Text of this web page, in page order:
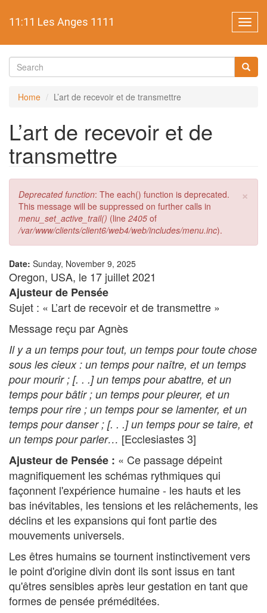
content
11:11 Les Anges 1111
Search
Home
L’art de recevoir et de transmettre
L’art de recevoir et de
transmettre
×
Error
message
Deprecated function: The each() function is deprecated.
This message will be suppressed on further calls in
menu_set_active_trail() (line 2405 of
/var/www/clients/client6/web4/web/includes/menu.inc).
Date: Sunday, November 9, 2025
Oregon, USA, le 17 juillet 2021
Ajusteur de Pensée
Sujet : « L’art de recevoir et de transmettre »
Message reçu par Agnès
Il y a un temps pour tout, un temps pour toute chose
sous les cieux : un temps pour naître, et un temps
pour mourir ; [. . .] un temps pour abattre, et un
temps pour bâtir ; un temps pour pleurer, et un
temps pour rire ; un temps pour se lamenter, et un
temps pour danser ; [. . .] un temps pour se taire, et
un temps pour parler… [Ecclesiastes 3]
Ajusteur de Pensée : « Ce passage dépeint
magnifiquement les schémas rythmiques qui
façonnent l'expérience humaine - les hauts et les
bas inévitables, les tensions et les relâchements, les
déclins et les expansions qui font partie des
mouvements universels.
Les êtres humains se tournent instinctivement vers
le point d'origine divin dont ils sont issus en tant
qu'êtres sensibles après leur gestation en tant que
formes de pensée préméditées.